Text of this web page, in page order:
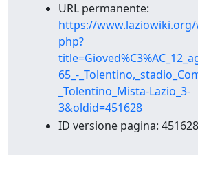
URL permanente:
https://
php?
65_-
_Tolentino_Mista-Lazio_3-
3&oldid=451628
ID versione pagina: 451628